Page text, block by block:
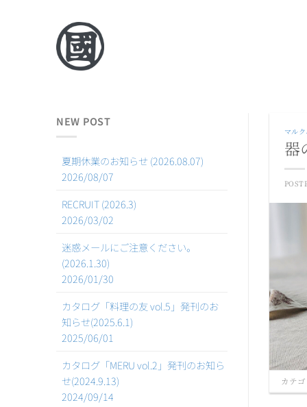
NEW POST
夏期休業のお知らせ (2026.08.07)
2026/08/07
RECRUIT (2026.3)
2026/03/02
迷惑メールにご注意ください。
(2026.1.30)
2026/01/30
カタログ「料理の友 vol.5」発刊のお
知らせ(2025.6.1)
2025/06/01
カタログ「MERU vol.2」発刊のお知ら
せ(2024.9.13)
2024/09/14
マル
器
カテ